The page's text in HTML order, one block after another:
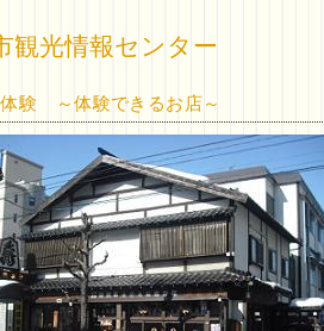
観光情報センター
験 ～体験できるお店～